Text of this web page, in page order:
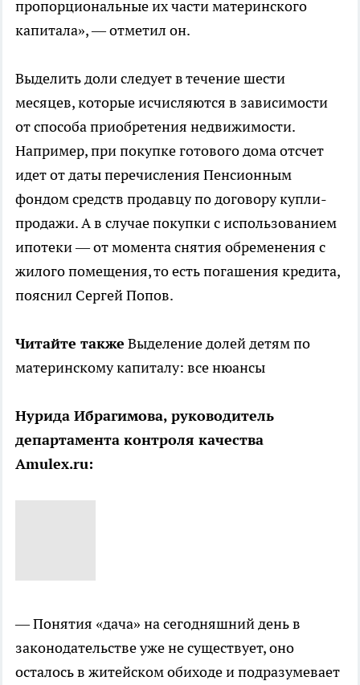
пропорциональные их части материнского
капитала», — отметил он.
Выделить доли следует в течение шести
месяцев, которые исчисляются в зависимости
от способа приобретения недвижимости.
Например, при покупке готового дома отсчет
идет от даты перечисления Пенсионным
фондом средств продавцу по договору купли-
продажи. А в случае покупки с использованием
ипотеки — от момента снятия обременения с
жилого помещения, то есть погашения кредита,
пояснил Сергей Попов.
Читайте также Выделение долей детям по
материнскому капиталу: все нюансы
Нурида Ибрагимова, руководитель
департамента контроля качества
Amulex.ru:
— Понятия «дача» на сегодняшний день в
законодательстве уже не существует, оно
осталось в житейском обиходе и подразумевает